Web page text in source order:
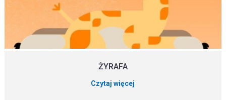
ŻYRAFA
Czytaj więcej